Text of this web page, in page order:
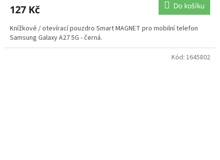
127 Kč Do košíku
Knížkové / otevírací pouzdro Smart MAGNET pro mobilní telefon
Samsung Galaxy A27 5G - černá.
Kód: 1645802